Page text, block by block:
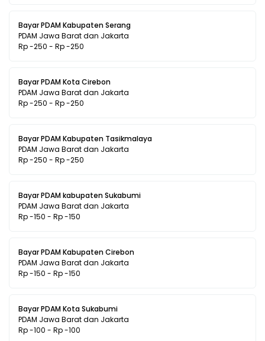
Bayar PDAM Kabupaten Serang
PDAM Jawa Barat dan Jakarta
Rp -250 - Rp -250
Bayar PDAM Kota Cirebon
PDAM Jawa Barat dan Jakarta
Rp -250 - Rp -250
Bayar PDAM Kabupaten Tasikmalaya
PDAM Jawa Barat dan Jakarta
Rp -250 - Rp -250
Bayar PDAM kabupaten Sukabumi
PDAM Jawa Barat dan Jakarta
Rp -150 - Rp -150
Bayar PDAM Kabupaten Cirebon
PDAM Jawa Barat dan Jakarta
Rp -150 - Rp -150
Bayar PDAM Kota Sukabumi
PDAM Jawa Barat dan Jakarta
Rp -100 - Rp -100